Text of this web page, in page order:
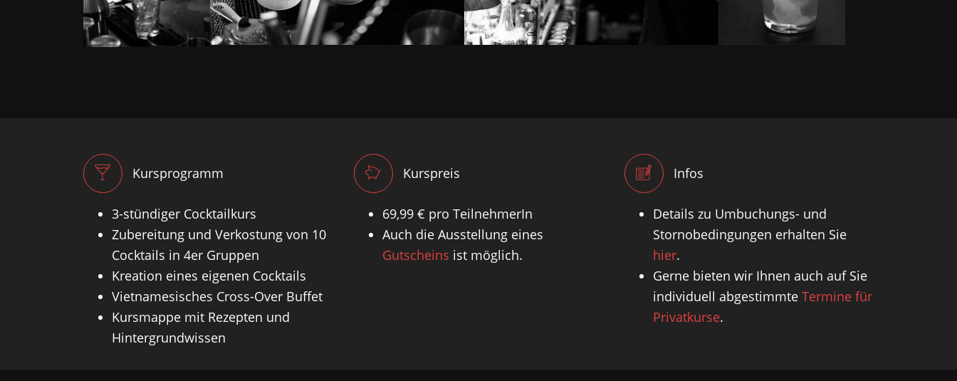
Kursprogramm
3-stündiger Cocktailkurs
Zubereitung und Verkostung von 10
Cocktails in 4er Gruppen
Kreation eines eigenen Cocktails
Vietnamesisches Cross-Over Buffet
Kursmappe mit Rezepten und
Hintergrundwissen
Kurspreis
69,99 € pro TeilnehmerIn
Auch die Ausstellung eines
Gutscheins ist möglich.
Infos
Details zu Umbuchungs- und
Stornobedingungen erhalten Sie
hier.
Gerne bieten wir Ihnen auch auf Sie
individuell abgestimmte Termine für
Privatkurse.